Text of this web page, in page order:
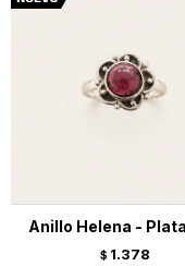
Anillo Helena -
$ 1.378